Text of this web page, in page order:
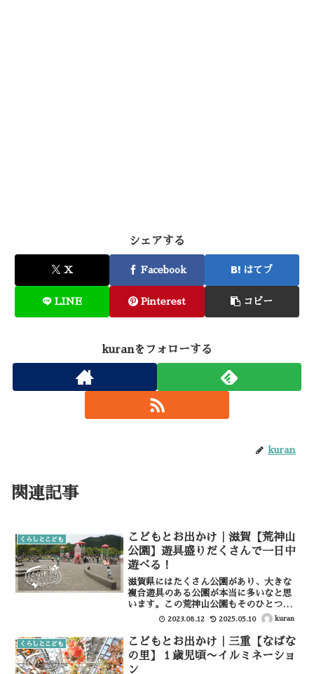
シェアする
X Facebook はてブ
LINE Pinterest コピー
kuranをフォローする
kuran
関連記事
くらしとこども
こどもとお出かけ｜滋賀【荒神山
公園】遊具盛りだくさんで一日中
遊べる！
滋賀県にはたくさん公園があり、大きな
複合遊具のある公園が本当に多いなと思
います。この荒神山公園もそのひとつ。
ここは大型で独特な複合遊具があり、し
安全に遊べる遊具から小学校高学年でも
ちゃんと楽しめる遊具もあ...
2023.08.12 2025.05.10 kuran
くらしとこども
こどもとお出かけ｜三重【なばな
の里】１歳児頃〜イルミネーショ
ン